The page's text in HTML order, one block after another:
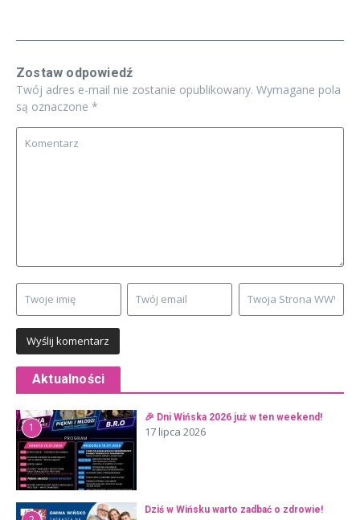
Zostaw odpowiedź
Twój adres e-mail nie zostanie opublikowany. Wymagane pola
są oznaczone *
Aktualności
1
🎉 Dni Wińska 2026 już w ten weekend!
17 lipca 2026
Dziś w Wińsku warto zadbać o zdrowie!